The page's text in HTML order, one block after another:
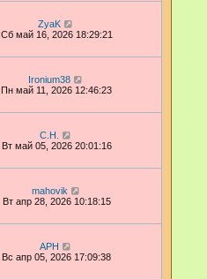
ZyaK
Сб май 16, 2026 18:29:21
Ironium38
Пн май 11, 2026 12:46:23
С.Н.
Вт май 05, 2026 20:01:16
mahovik
Вт апр 28, 2026 10:18:15
АРН
Вс апр 05, 2026 17:09:38